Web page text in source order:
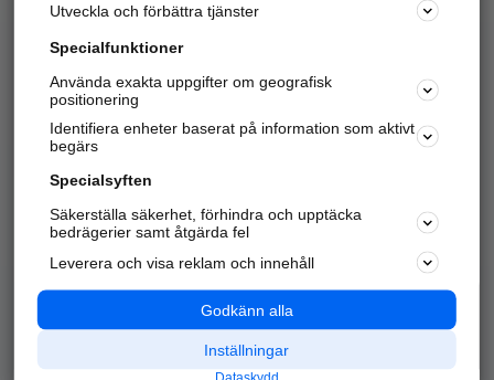
Marknadsför företaget
Kom igång och annonsera mot
samarbetspartners nära dig.
Alla kategorier
Populära sökningar
API & Kartor
Annonsera
Integritet
Nödnummer
Utveckla och förbättra tjänster
Specialfunktioner
Använda exakta uppgifter om geografisk
positionering
Identifiera enheter baserat på information som aktivt
begärs
Specialsyften
Säkerställa säkerhet, förhindra och upptäcka
bedrägerier samt åtgärda fel
Leverera och visa reklam och innehåll
Godkänn alla
Inställningar
Dataskydd